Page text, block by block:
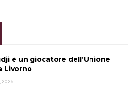
è un giocatore dell’Unione
Livorno
2026